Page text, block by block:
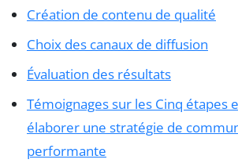
Création de contenu de qualité
Choix des canaux de diffusion
Évaluation des résultats
Témoignages sur les Cinq étapes
élaborer une stratégie de
performante